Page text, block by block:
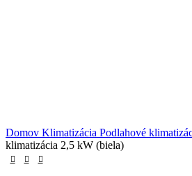
Domov Klimatizácia Podlahové
klimatizácia 2,5 kW (biela)